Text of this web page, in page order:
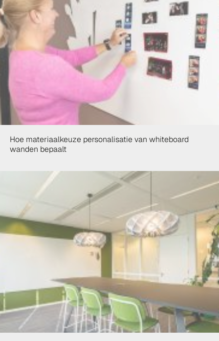
Hoe materiaalkeuze personalisatie van whiteboard
wanden bepaalt